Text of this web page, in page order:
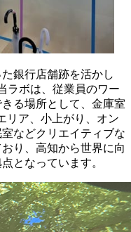
銀行店舗跡を活かし
ラボは、従業員のワー
る場所として、金庫室
リア、小上がり、オン
などクリエイティブな
り、高知から世界に向
となっています。